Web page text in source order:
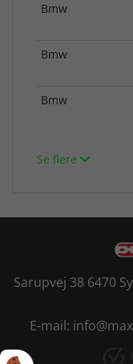
Bmw
Bmw
Bmw
Se flere
Sarupvej 38 6470
E-mail: